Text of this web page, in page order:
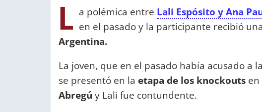
L a polémica entre Lali Espósito y Ana
en el pasado y la participante recibió
Argentina.
La joven, que en el pasado había acusado a
se presentó en la etapa de los knockouts
Abregú y Lali fue contundente.